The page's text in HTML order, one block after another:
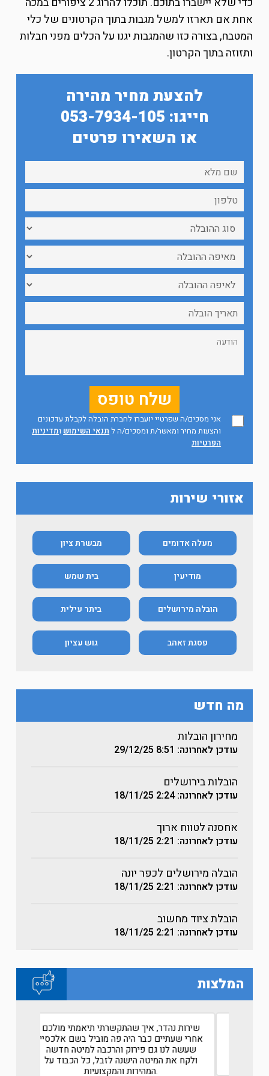
אחת אם תארזו למשל מגבות בתוך הקרטונים של כלי
המטבח, בצורה כזו שהמגבות יגנו על הכלים מפני חבלות
ותזוזה בתוך הקרטון.
להצעת מחיר מהירה
חייגו: 053-7934-105
או השאירו פרטים
אני מסכים/ה שפרטיי יועברו לחברת הובלה לקבלת עדכונים
והצעות מחיר ומאשר/ת ומסכים/ה ל תנאי השימוש ומדיניות
הפרטיות
אזורי שירות
מעלה אדומים מבשרת ציון
מודיעין בית שמש
הובלה מירושלים ביתר עילית
פסגת זאהב גוש עציון
מה חדש
מחירון הובלות
עודכן לאחרונה: 8:51 29/12/25
הובלות בירושלים
עודכן לאחרונה: 2:24 18/11/25
אחסנה לטווח ארוך
עודכן לאחרונה: 2:21 18/11/25
הובלה מירושלים לכפר יונה
עודכן לאחרונה: 2:21 18/11/25
הובלת ציוד מחשוב
עודכן לאחרונה: 2:21 18/11/25
המלצות
לא חשבתי שאי פעם אני אכתוב המלצה על
חברת הובלות אבל מגיע לכם מכל הלב הייתם
הוגנים לאורך כל הדרך!
תודה לכם